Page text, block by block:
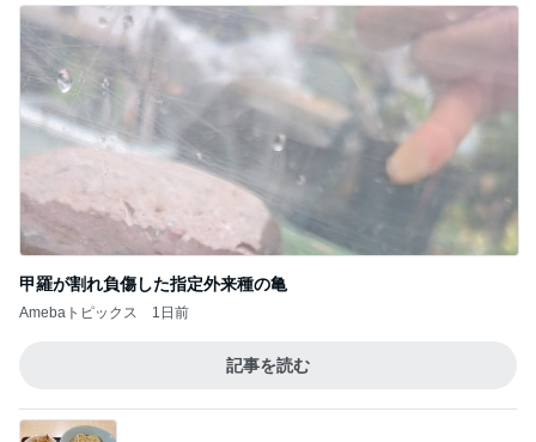
甲羅が割れ負傷した指定外来種の亀
Amebaトピックス 1日前
記事を読む